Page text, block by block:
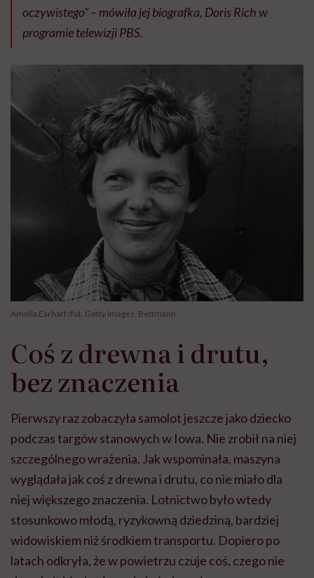
oczywistego” – mówiła jej biografka, Doris Rich w
programie telewizji PBS.
Amelia Earhart /fot. Getty Images, Bettmann
Coś z drewna i drutu,
bez znaczenia
Pierwszy raz zobaczyła samolot jeszcze jako dziecko
podczas targów stanowych w Iowa. Nie zrobił na niej
szczególnego wrażenia. Jak wspominała, maszyna
wyglądała jak coś z drewna i drutu, co nie miało dla
niej większego znaczenia. Lotnictwo było wtedy
stosunkowo młodą, ryzykowną dziedziną, bardziej
widowiskiem niż środkiem transportu. Dopiero po
latach odkryła, że w powietrzu czuje coś, czego nie